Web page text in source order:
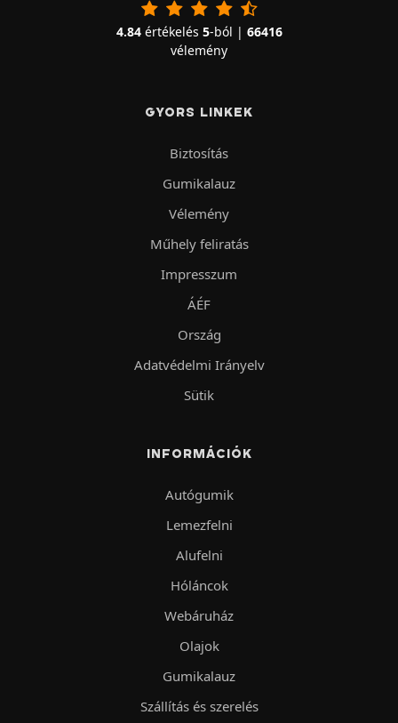
4.84értékelés 5-ból | 66416
vélemény
GYORS LINKEK
Biztosítás
Gumikalauz
Vélemény
Műhely feliratás
Impresszum
ÁÉF
Ország
Adatvédelmi Irányelv
Sütik
INFORMÁCIÓK
Autógumik
Lemezfelni
Alufelni
Hóláncok
Webáruház
Olajok
Gumikalauz
Szállítás és szerelés